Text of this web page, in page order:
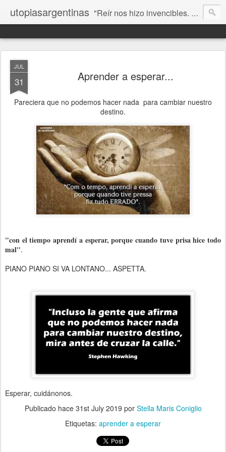
utopiasargentinas "Reír nos hizo invencibles. No como los que siempre ganan, sino como aquellos que no se rinden”. Frida Kahlo
JUL
31 Aprender a esperar...
Pareciera que no podemos hacer nada para cambiar nuestro
destino.
"con el tiempo aprendí a esperar, porque cuando tuve prisa hice todo
mal".
PIANO PIANO SI VA LONTANO... ASPETTA.
Esperar, cuidánonos.
Publicado hace 31st July 2019 por Stella Maris Coniglio
Etiquetas: aprender a esperar